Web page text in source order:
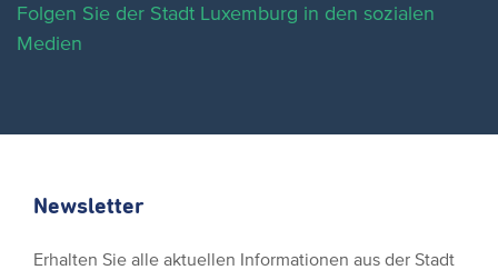
Folgen Sie der Stadt Luxemburg in den sozialen
Medien
Newsletter
Erhalten Sie alle aktuellen Informationen aus der Stadt